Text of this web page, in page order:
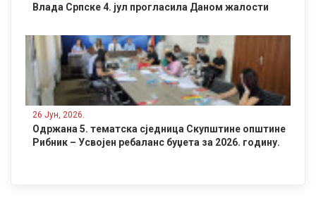
Влада Српске 4. јул прогласила Даном жалости
26 Јун, 2026.
Одржана 5. тематска сједница Скупштине општине
Рибник – Усвојен ребаланс буџета за 2026. годину.